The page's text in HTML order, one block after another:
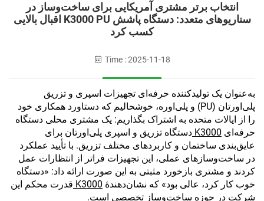
انتخاب برتر مشتری آمریکایی برای ساخت‌وساز در
سناریوهای متعدد: دستگاه پاشش K3000 PU اقبال بالایی
کسب کرد
Time : 2025-11-18
به‌عنوان یک تولیدکننده حرفه‌ای تجهیزات اسپری و تزریق
پلی‌اورتان (PU) و پلی‌اوره، خوشحالیم که دستاورد همکاری خود
را از ایالات متحده به اشتراک بگذاریم: یک مشتری محلی دستگاه
حرفه‌ای K3000 دستگاه تزریق و اسپری پلی‌اورتان برای
عایق‌بندی ساختمان و کاربردهای مختلف تزریق. با تأیید عملکرد
در ساخت‌وسازهای عملی، این تجهیزات فراتر از انتظارات عمل
کردند و مشتری بازخورد مثبتی به این صورت ارائه داد: «دستگاه
خوب کار کرد، عالی بود» که نشان‌دهندهٔ K3000 قدرت محکم این
شرکت در حوزه ساخت‌وساز تخصصی است.